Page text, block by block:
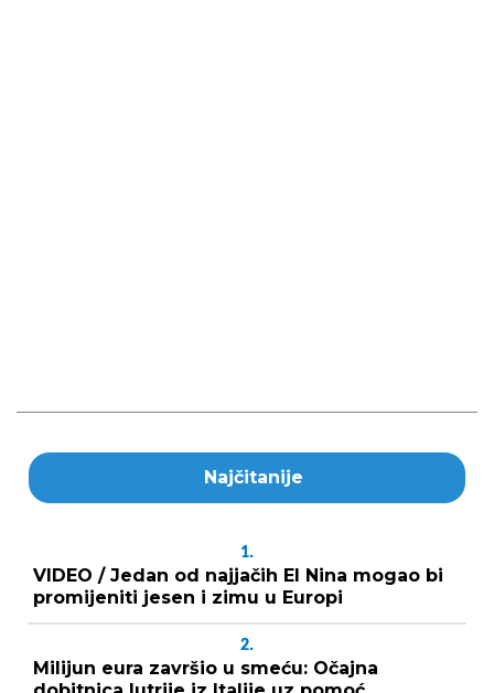
Najčitanije
1.
VIDEO / Jedan od najjačih El Nina mogao bi
promijeniti jesen i zimu u Europi
2.
Milijun eura završio u smeću: Očajna